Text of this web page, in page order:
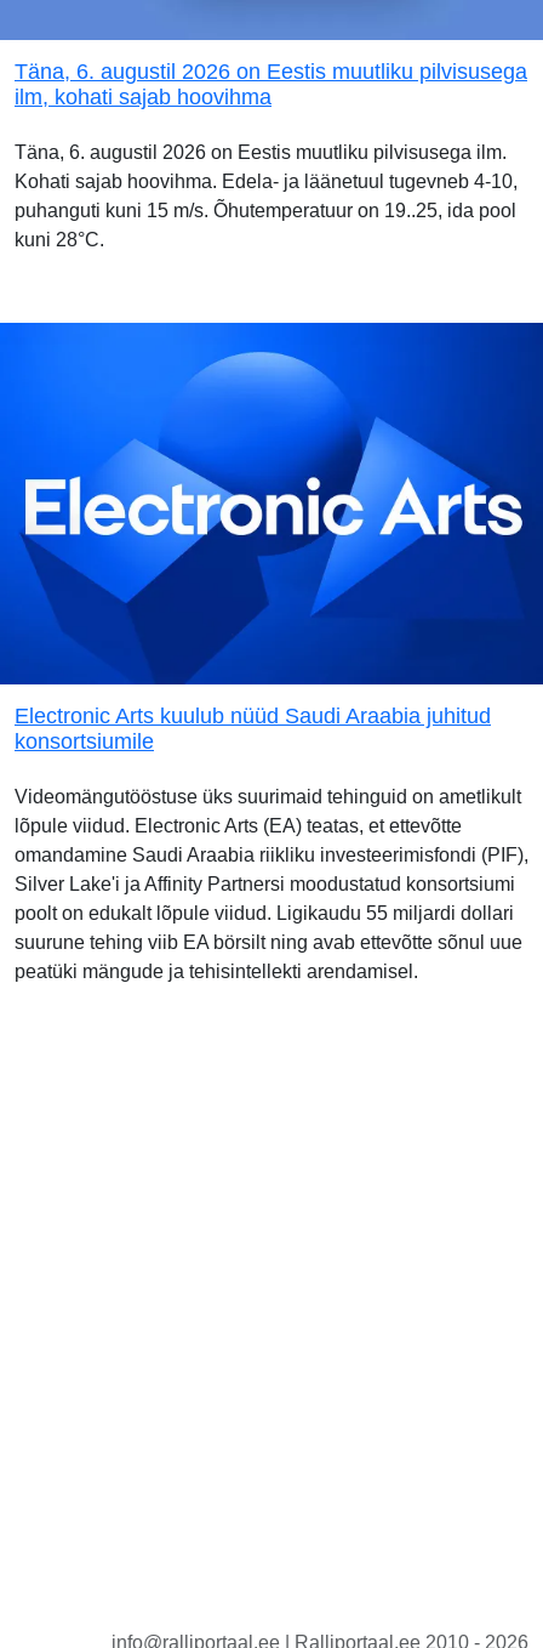
Täna, 6. augustil 2026 on Eestis muutliku pilvisusega
ilm, kohati sajab hoovihma
Täna, 6. augustil 2026 on Eestis muutliku pilvisusega ilm.
Kohati sajab hoovihma. Edela- ja läänetuul tugevneb 4-10,
puhanguti kuni 15 m/s. Õhutemperatuur on 19..25, ida pool
kuni 28°C.
Electronic Arts kuulub nüüd Saudi Araabia juhitud
konsortsiumile
Videomängutööstuse üks suurimaid tehinguid on ametlikult
lõpule viidud. Electronic Arts (EA) teatas, et ettevõtte
omandamine Saudi Araabia riikliku investeerimisfondi (PIF),
Silver Lake'i ja Affinity Partnersi moodustatud konsortsiumi
poolt on edukalt lõpule viidud. Ligikaudu 55 miljardi dollari
suurune tehing viib EA börsilt ning avab ettevõtte sõnul uue
peatüki mängude ja tehisintellekti arendamisel.
info@ralliportaal.ee | Ralliportaal.ee 2010 - 2026